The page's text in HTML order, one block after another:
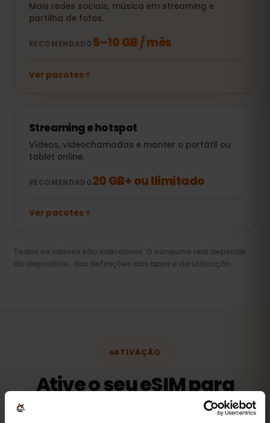
Mais redes sociais, música em streaming e
partilha de fotos.
RECOMENDADO5–10 GB / mês
Ver pacotes
Streaming e hotspot
Vídeos, videochamadas e manter o portátil ou
tablet online.
RECOMENDADO20 GB+ ou Ilimitado
Ver pacotes
Todos os valores são indicativos. O consumo real depende
do dispositivo, das definições das apps e da utilização.
ATIVAÇÃO
Ative o seu eSIM para
3 passos